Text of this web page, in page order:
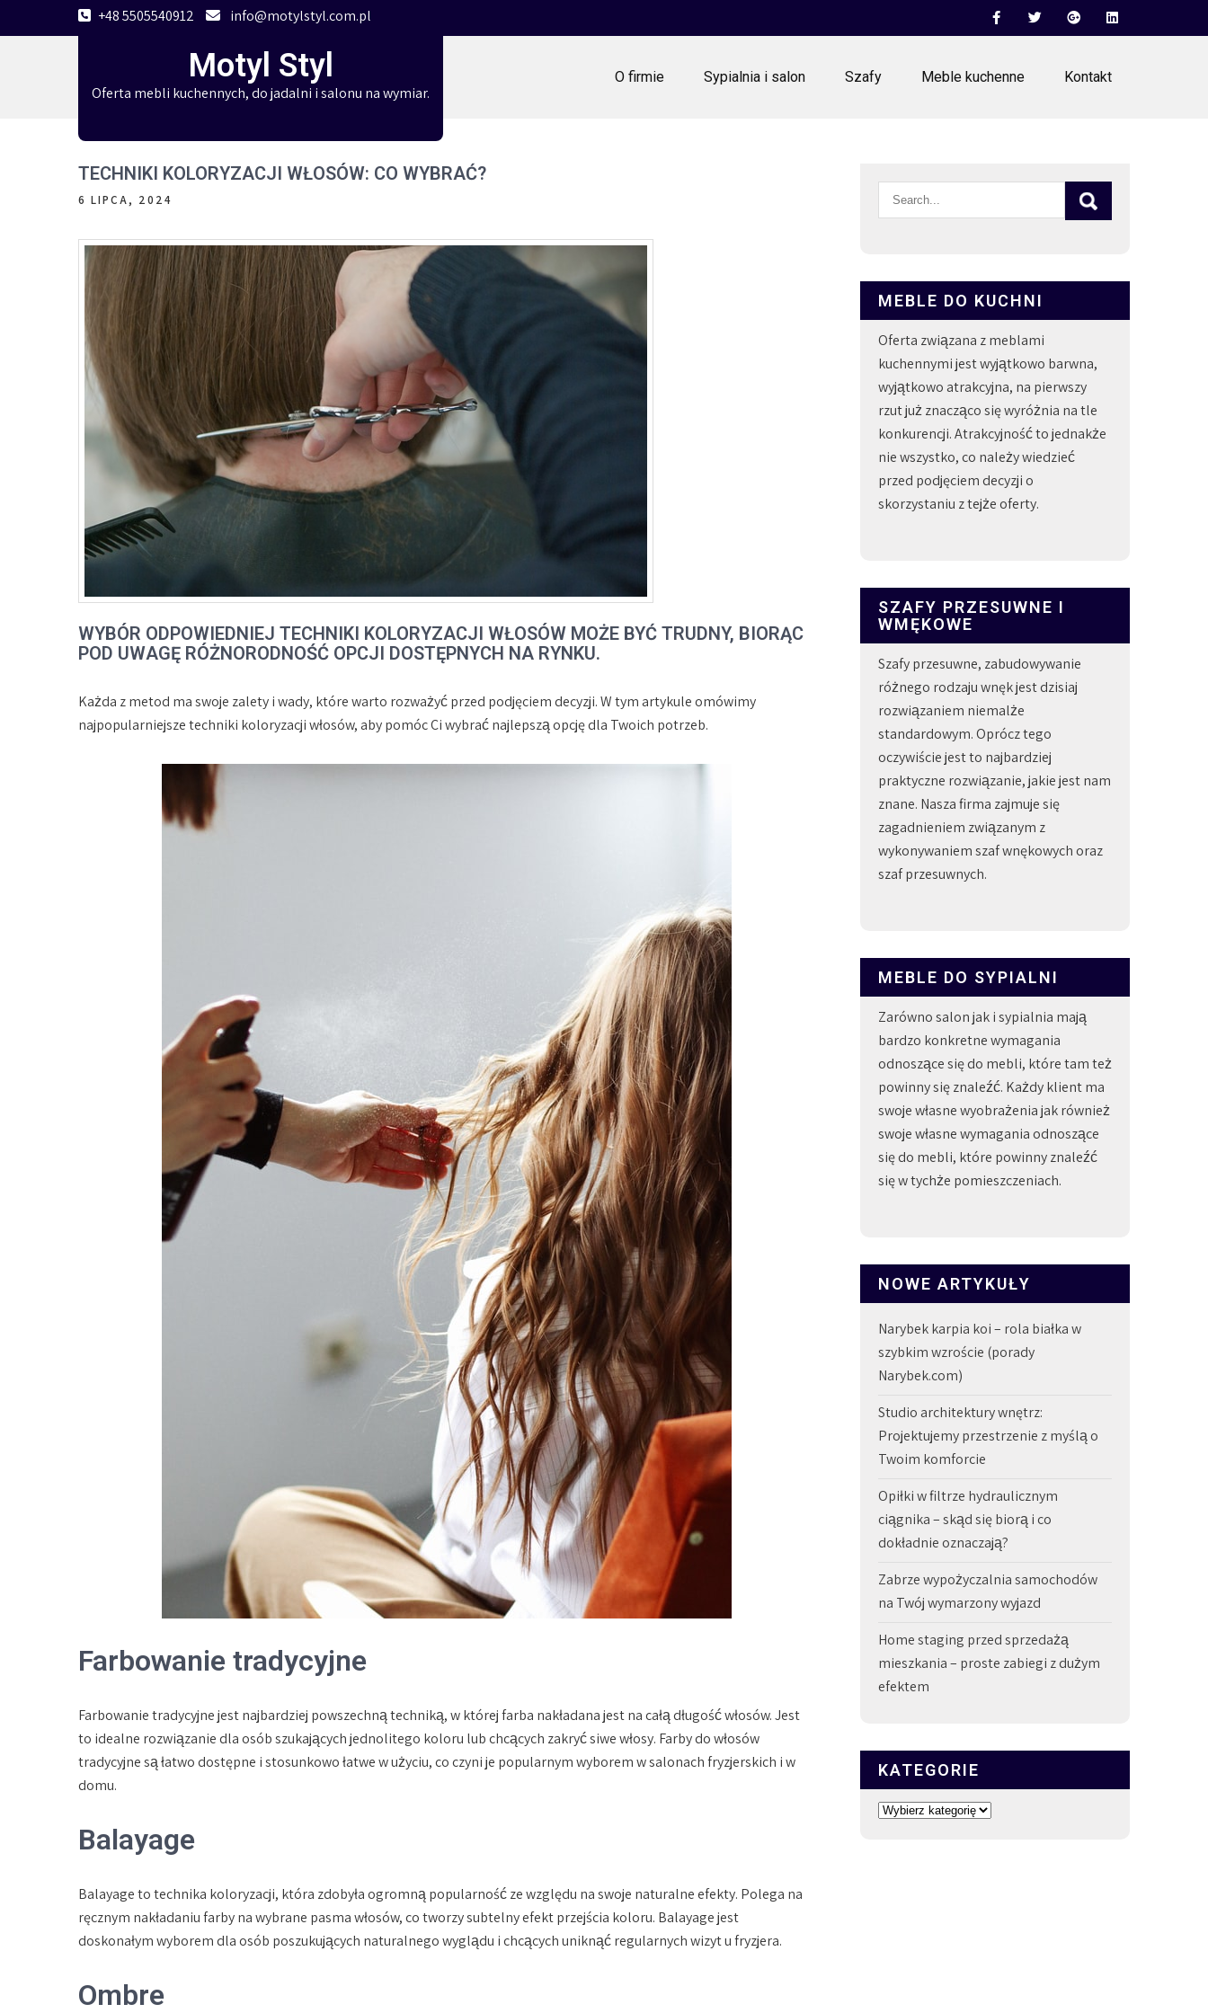
to
+48 5505540912 info@motylstyl.com.pl
Motyl Styl
Oferta mebli kuchennych, do jadalni i salonu na wymiar.
O firmie Sypialnia i salon Szafy Meble kuchenne Kontakt
TECHNIKI KOLORYZACJI WŁOSÓW: CO WYBRAĆ?
6 LIPCA, 2024
WYBÓR ODPOWIEDNIEJ TECHNIKI KOLORYZACJI WŁOSÓW MOŻE BYĆ TRUDNY, BIORĄC
POD UWAGĘ RÓŻNORODNOŚĆ OPCJI DOSTĘPNYCH NA RYNKU.
Każda z metod ma swoje zalety i wady, które warto rozważyć przed podjęciem decyzji. W tym artykule omówimy
najpopularniejsze techniki koloryzacji włosów, aby pomóc Ci wybrać najlepszą opcję dla Twoich potrzeb.
Farbowanie tradycyjne
Farbowanie tradycyjne jest najbardziej powszechną techniką, w której farba nakładana jest na całą długość włosów. Jest
to idealne rozwiązanie dla osób szukających jednolitego koloru lub chcących zakryć siwe włosy. Farby do włosów
tradycyjne są łatwo dostępne i stosunkowo łatwe w użyciu, co czyni je popularnym wyborem w salonach fryzjerskich i w
domu.
Balayage
Balayage to technika koloryzacji, która zdobyła ogromną popularność ze względu na swoje naturalne efekty. Polega na
ręcznym nakładaniu farby na wybrane pasma włosów, co tworzy subtelny efekt przejścia koloru. Balayage jest
doskonałym wyborem dla osób poszukujących naturalnego wyglądu i chcących uniknąć regularnych wizyt u fryzjera.
Ombre
MEBLE DO KUCHNI
Oferta związana z meblami
kuchennymi jest wyjątkowo barwna,
wyjątkowo atrakcyjna, na pierwszy
rzut już znacząco się wyróżnia na tle
konkurencji. Atrakcyjność to jednakże
nie wszystko, co należy wiedzieć
przed podjęciem decyzji o
skorzystaniu z tejże oferty.
SZAFY PRZESUWNE I
WMĘKOWE
Szafy przesuwne, zabudowywanie
różnego rodzaju wnęk jest dzisiaj
rozwiązaniem niemalże
standardowym. Oprócz tego
oczywiście jest to najbardziej
praktyczne rozwiązanie, jakie jest nam
znane. Nasza firma zajmuje się
zagadnieniem związanym z
wykonywaniem szaf wnękowych oraz
szaf przesuwnych.
MEBLE DO SYPIALNI
Zarówno salon jak i sypialnia mają
bardzo konkretne wymagania
odnoszące się do mebli, które tam też
powinny się znaleźć. Każdy klient ma
swoje własne wyobrażenia jak również
swoje własne wymagania odnoszące
się do mebli, które powinny znaleźć
się w tychże pomieszczeniach.
NOWE ARTYKUŁY
Narybek karpia koi – rola białka w
szybkim wzroście (porady
Narybek.com)
Studio architektury wnętrz:
Projektujemy przestrzenie z myślą o
Twoim komforcie
Opiłki w filtrze hydraulicznym
ciągnika – skąd się biorą i co
dokładnie oznaczają?
Zabrze wypożyczalnia samochodów
na Twój wymarzony wyjazd
Home staging przed sprzedażą
mieszkania – proste zabiegi z dużym
efektem
KATEGORIE
Kategorie